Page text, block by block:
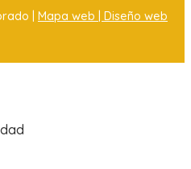
| Mapa web | Diseño web